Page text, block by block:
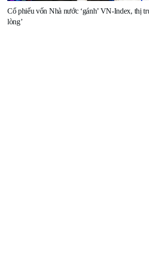
Cổ phiếu vốn Nhà nước ‘gánh’ VN-Index, thị
lòng’